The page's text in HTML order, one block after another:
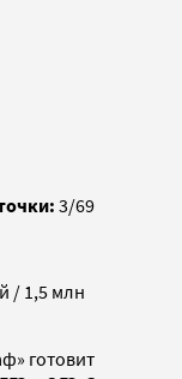
3/69
/ 1,5 млн
готовит